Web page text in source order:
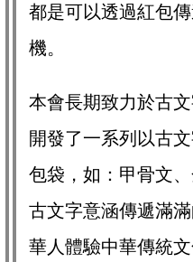
都是可以透過紅包
機。
本會長期致力於古
開發了一系列以古
包袋，如：甲骨文
古文字意涵傳遞滿
華人體驗中華傳統